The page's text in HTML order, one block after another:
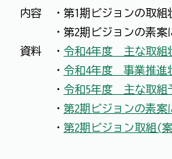
内容 ・第1期ビジョンの取組
・第2期ビジョンの素案
資料 ・ 令和4年度 主な取組
・ 令和4年度 事業推進
・ 令和5年度 主な取組
・ 第2期ビジョンの素案
・ 第2期ビジョン取組(